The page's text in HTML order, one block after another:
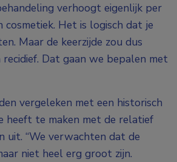
verhoogt eigenlijk per
Het is logisch dat je
Maar de keerzijde zou dus
recidief. Dat gaan we bepalen met
vergeleken met een historisch
heeft te maken met de relatief
uit. “We verwachten dat de
niet heel erg groot zijn.